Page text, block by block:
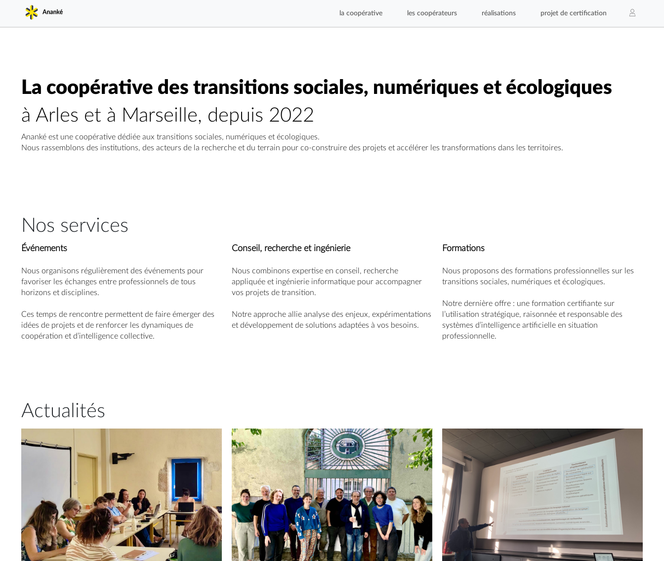
la coopérative les coopérateurs réalisations projet de certification
La coopérative des transitions sociales, numériques et écologiques
à Arles et à Marseille, depuis 2022
Ananké est une coopérative dédiée aux transitions sociales, numériques et écologiques.
Nous rassemblons des institutions, des acteurs de la recherche et du terrain pour co-construire des projets et accélérer les transformations dans les territoires.
Nos services
Événements
Nous organisons régulièrement des événements pour
favoriser les échanges entre professionnels de tous
horizons et disciplines.
Ces temps de rencontre permettent de faire émerger des
idées de projets et de renforcer les dynamiques de
coopération et d’intelligence collective.
Conseil, recherche et ingénierie
Nous combinons expertise en conseil, recherche
appliquée et ingénierie informatique pour accompagner
vos projets de transition.
Notre approche allie analyse des enjeux, expérimentations
et développement de solutions adaptées à vos besoins.
Formations
Nous proposons des formations professionnelles sur les
transitions sociales, numériques et écologiques.
Notre dernière offre : une formation certifiante sur
l’utilisation stratégique, raisonnée et responsable des
systèmes d’intelligence artificielle en situation
professionnelle.
Actualités